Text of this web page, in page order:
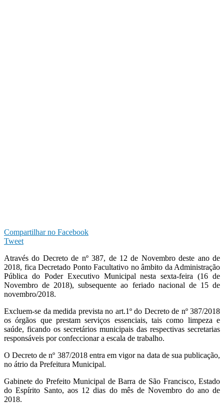
Compartilhar no Facebook
Tweet
Através do Decreto de nº 387, de 12 de Novembro deste ano de
2018, fica Decretado Ponto Facultativo no âmbito da Administração
Pública do Poder Executivo Municipal nesta sexta-feira (16 de
Novembro de 2018), subsequente ao feriado nacional de 15 de
novembro/2018.
Excluem-se da medida prevista no art.1º do Decreto de nº 387/2018
os órgãos que prestam serviços essenciais, tais como limpeza e
saúde, ficando os secretários municipais das respectivas secretarias
responsáveis por confeccionar a escala de trabalho.
O Decreto de nº 387/2018 entra em vigor na data de sua publicação,
no átrio da Prefeitura Municipal.
Gabinete do Prefeito Municipal de Barra de São Francisco, Estado
do Espírito Santo, aos 12 dias do mês de Novembro do ano de
2018.